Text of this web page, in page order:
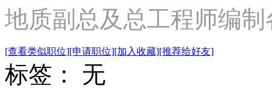
地质副总及总工程师编制
[查看类似职位][申请职位][加入收藏][推荐给好友]
标签： 无